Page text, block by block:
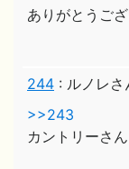
ありがとうござ
244 : ルノレさ
>>243
カントリーさ